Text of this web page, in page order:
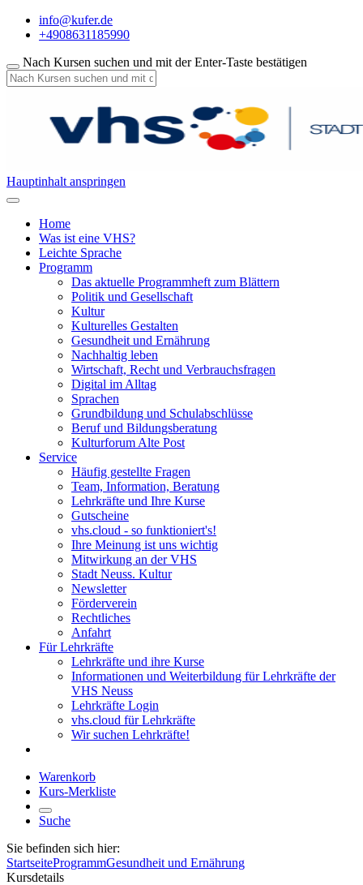
info@kufer.de
+4908631185990
Nach Kursen suchen und mit der Enter-Taste bestätigen
Hauptinhalt anspringen
Home
Was ist eine VHS?
Leichte Sprache
Programm
Das aktuelle Programmheft zum Blättern
Politik und Gesellschaft
Kultur
Kulturelles Gestalten
Gesundheit und Ernährung
Nachhaltig leben
Wirtschaft, Recht und Verbrauchsfragen
Digital im Alltag
Sprachen
Grundbildung und Schulabschlüsse
Beruf und Bildungsberatung
Kulturforum Alte Post
Service
Häufig gestellte Fragen
Team, Information, Beratung
Lehrkräfte und Ihre Kurse
Gutscheine
vhs.cloud - so funktioniert's!
Ihre Meinung ist uns wichtig
Mitwirkung an der VHS
Stadt Neuss. Kultur
Newsletter
Förderverein
Rechtliches
Anfahrt
Für Lehrkräfte
Lehrkräfte und ihre Kurse
Informationen und Weiterbildung für Lehrkräfte der
VHS Neuss
Lehrkräfte Login
vhs.cloud für Lehrkräfte
Wir suchen Lehrkräfte!
Warenkorb
Kurs-Merkliste
Suche
Sie befinden sich hier:
StartseiteProgrammGesundheit und Ernährung
Kursdetails